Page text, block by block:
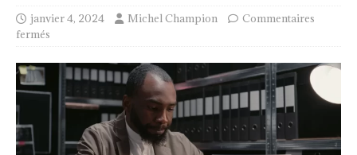
janvier 4, 2024 Michel Champion
Commentaires
fermés